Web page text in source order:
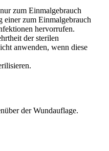
zum Einmalgebrauch
einer zum Einmalgebrauch
hervorrufen.
der sterilen
anwenden, wenn diese
der Wundauflage.